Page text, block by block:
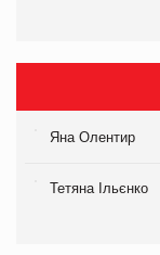
Яна Олентир
Тетяна Ільєнко